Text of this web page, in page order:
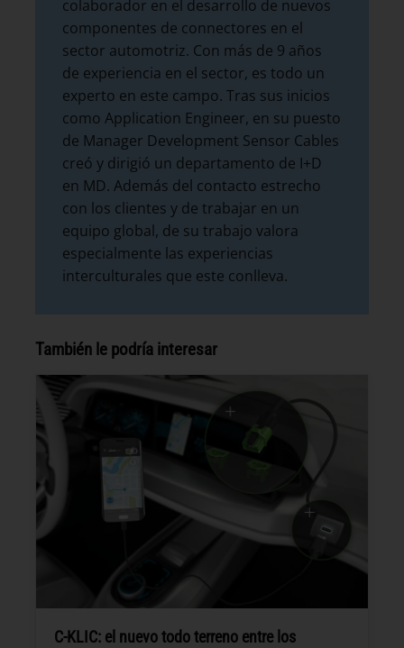
colaborador en el desarrollo de nuevos
componentes de connectores en el
sector automotriz. Con más de 9 años
de experiencia en el sector, es todo un
experto en este campo. Tras sus inicios
como Application Engineer, en su puesto
de Manager Development Sensor Cables
creó y dirigió un departamento de I+D
en MD. Además del contacto estrecho
con los clientes y de trabajar en un
equipo global, de su trabajo valora
especialmente las experiencias
interculturales que este conlleva.
También le podría interesar
C-KLIC: el nuevo todo terreno entre los